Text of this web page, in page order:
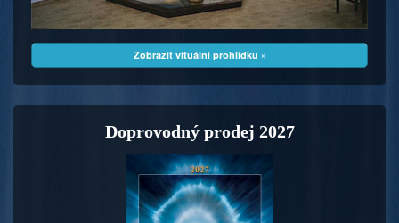
Zobrazit vituální prohlídku »
Doprovodný prodej 2027